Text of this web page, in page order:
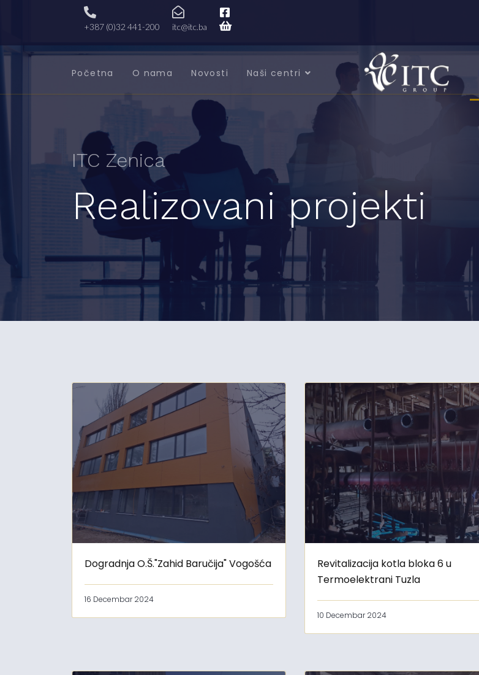
+387 (0)32 441-200 itc@itc.ba
Početna O nama Novosti Naši centri
ITC Zenica
Realizovani projekti
Dogradnja O.Š."Zahid Baručija" Vogošća
16 Decembar 2024
Revitalizacija kotla bloka 6 u
Termoelektrani Tuzla
10 Decembar 2024